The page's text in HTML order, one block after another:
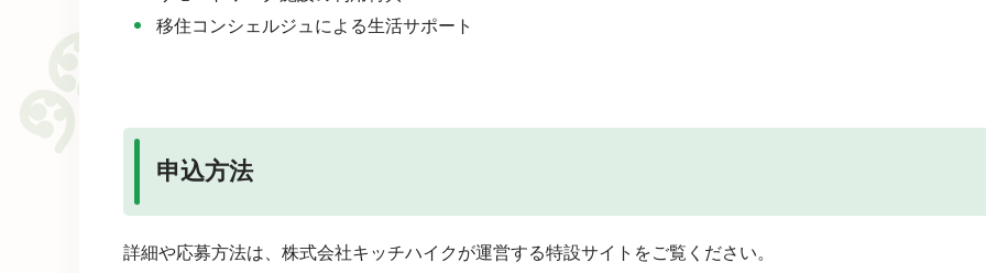
移住コンシェルジュによる生活サポート
申込方法
詳細や応募方法は、株式会社キッチハイクが運営する特設サイトをご覧ください。